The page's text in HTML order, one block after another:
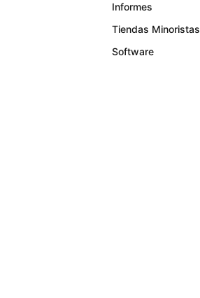
Informes
Tiendas Minoristas
Software